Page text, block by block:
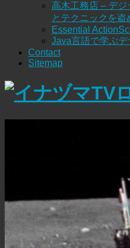
高木工務店 – デジ
とテクニックを盗
Essential
Java言語で学ぶ
Contact
Sitemap